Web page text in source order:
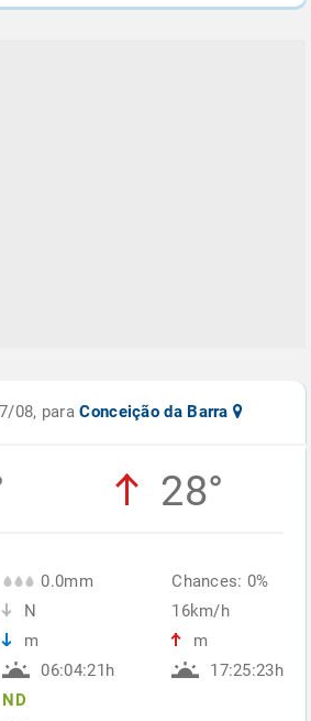
08, paraConceição da Barra
28°
0.0mm
N
m
06:04:21h
ND
Chances: 0%
16km/h
m
17:25:23h